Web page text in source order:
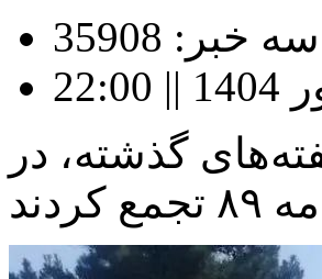
خبر: 35908
گذشته، در